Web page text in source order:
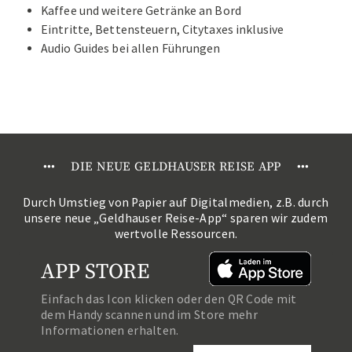
Kaffee und weitere Getränke an Bord
Eintritte, Bettensteuern, Citytaxes inklusive
Audio Guides bei allen Führungen
••• DIE NEUE GELDHAUSER REISE APP •••
Durch Umstieg von Papier auf Digitalmedien, z.B. durch
unsere neue „Geldhauser Reise-App“ sparen wir zudem
wertvolle Ressourcen.
APP STORE
Einfach das Icon klicken oder den QR Code mit
dem Handy scannen und im Store mehr
Informationen erhalten.